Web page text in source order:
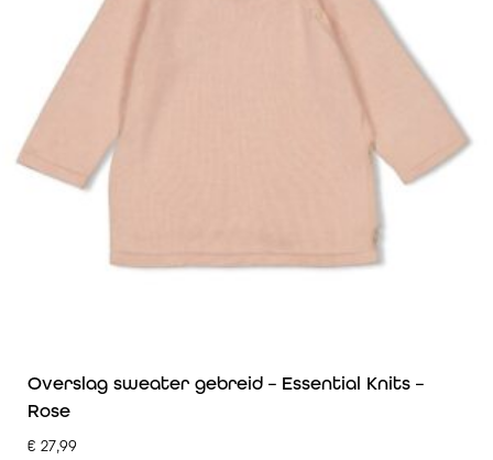
Overslag sweater gebreid – Essential Knits –
Rose
€ 27,99